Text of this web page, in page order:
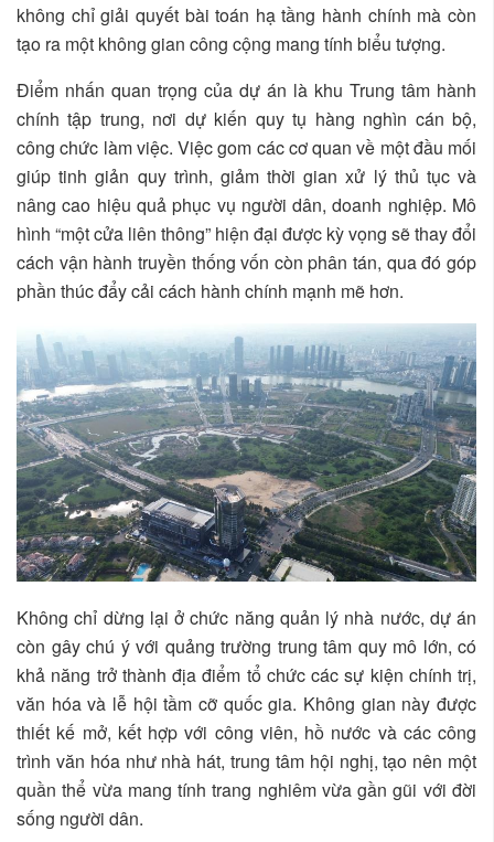
không chỉ giải quyết bài toán hạ tầng hành chính mà còn
tạo ra một không gian công cộng mang tính biểu tượng.
Điểm nhấn quan trọng của dự án là khu Trung tâm hành
chính tập trung, nơi dự kiến quy tụ hàng nghìn cán bộ,
công chức làm việc. Việc gom các cơ quan về một đầu mối
giúp tinh giản quy trình, giảm thời gian xử lý thủ tục và
nâng cao hiệu quả phục vụ người dân, doanh nghiệp. Mô
hình “một cửa liên thông” hiện đại được kỳ vọng sẽ thay đổi
cách vận hành truyền thống vốn còn phân tán, qua đó góp
phần thúc đẩy cải cách hành chính mạnh mẽ hơn.
Không chỉ dừng lại ở chức năng quản lý nhà nước, dự án
còn gây chú ý với quảng trường trung tâm quy mô lớn, có
khả năng trở thành địa điểm tổ chức các sự kiện chính trị,
văn hóa và lễ hội tầm cỡ quốc gia. Không gian này được
thiết kế mở, kết hợp với công viên, hồ nước và các công
trình văn hóa như nhà hát, trung tâm hội nghị, tạo nên một
quần thể vừa mang tính trang nghiêm vừa gần gũi với đời
sống người dân.